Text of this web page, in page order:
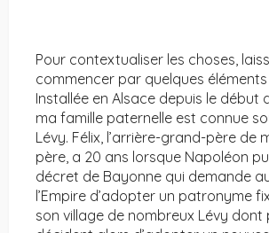
Pour contextualiser les choses,
commencer par quelques
Installée en Alsace depuis le début
ma famille paternelle est connue
Lévy. Félix, l’arrière-grand-père de
père, a 20 ans lorsque Napoléon
décret de Bayonne qui demande
l’Empire d’adopter un patronyme
son village de nombreux Lévy dont